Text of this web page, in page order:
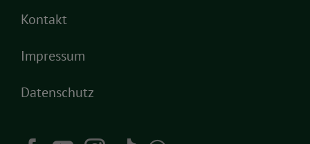
Kontakt
Impressum
Datenschutz